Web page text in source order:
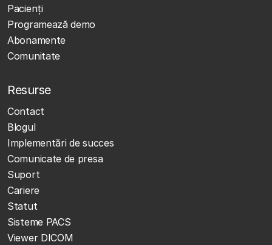
Pacienți
Programează demo
Abonamente
Comunitate
Resurse
Contact
Blogul
Implementări de succes
Comunicate de presa
Suport
Cariere
Statut
Sisteme PACS
Viewer DICOM